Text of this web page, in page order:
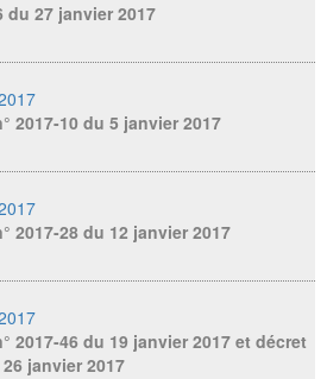
du 27 janvier 2017
2017-10 du 5 janvier 2017
2017-28 du 12 janvier 2017
2017-46 du 19 janvier 2017 et décret
janvier 2017